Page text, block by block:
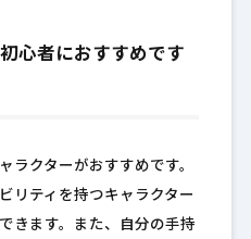
心者におすすめです
ラクターがおすすめです。
リティを持つキャラクター
きます。また、自分の手持